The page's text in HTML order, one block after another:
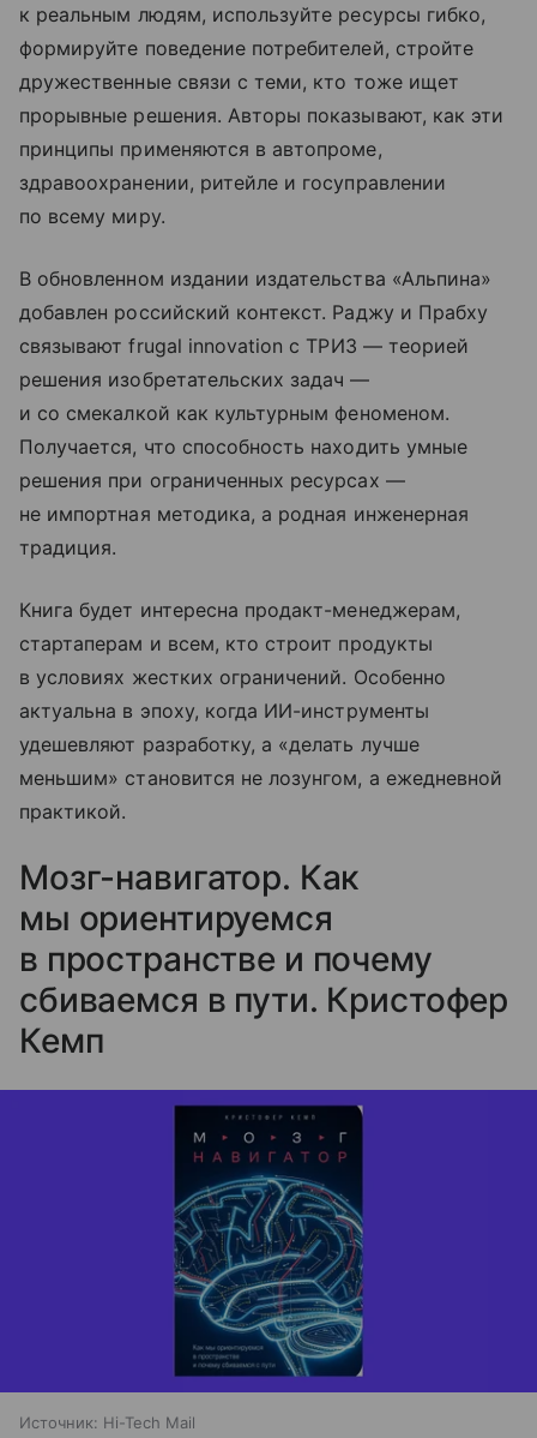
к реальным людям, используйте ресурсы гибко,
формируйте поведение потребителей, стройте
дружественные связи с теми, кто тоже ищет
прорывные решения. Авторы показывают, как эти
принципы применяются в автопроме,
здравоохранении, ритейле и госуправлении
по всему миру.
В обновленном издании издательства «Альпина»
добавлен российский контекст. Раджу и Прабху
связывают frugal innovation с ТРИЗ — теорией
решения изобретательских задач —
и со смекалкой как культурным феноменом.
Получается, что способность находить умные
решения при ограниченных ресурсах —
не импортная методика, а родная инженерная
традиция.
Книга будет интересна продакт-менеджерам,
стартаперам и всем, кто строит продукты
в условиях жестких ограничений. Особенно
актуальна в эпоху, когда ИИ-инструменты
удешевляют разработку, а «делать лучше
меньшим» становится не лозунгом, а ежедневной
практикой.
Мозг-навигатор. Как
мы ориентируемся
в пространстве и почему
сбиваемся в пути. Кристофер
Кемп
Источник: Hi-Tech Mail